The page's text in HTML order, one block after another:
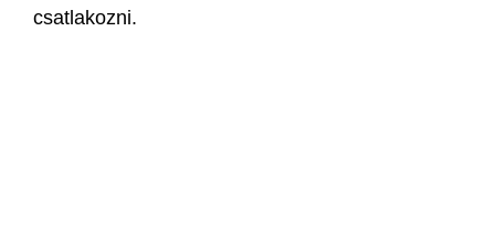
csatlakozni.